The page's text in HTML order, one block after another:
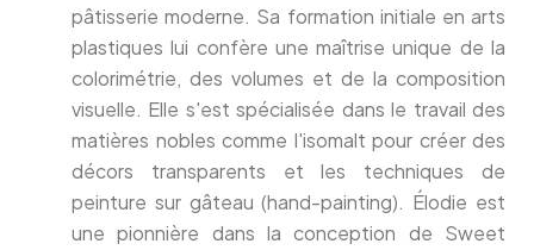
pâtisserie moderne. Sa formation initiale en arts
plastiques lui confère une maîtrise unique de la
colorimétrie, des volumes et de la composition
visuelle. Elle s'est spécialisée dans le travail des
matières nobles comme l'isomalt pour créer des
décors transparents et les techniques de
peinture sur gâteau (hand-painting). Élodie est
une pionnière dans la conception de Sweet